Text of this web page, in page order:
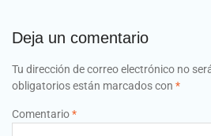
Deja un comentario
Tu dirección de correo electrónico no
obligatorios están marcados con *
Comentario*